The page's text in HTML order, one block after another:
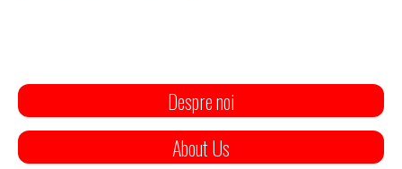
Despre noi
About Us